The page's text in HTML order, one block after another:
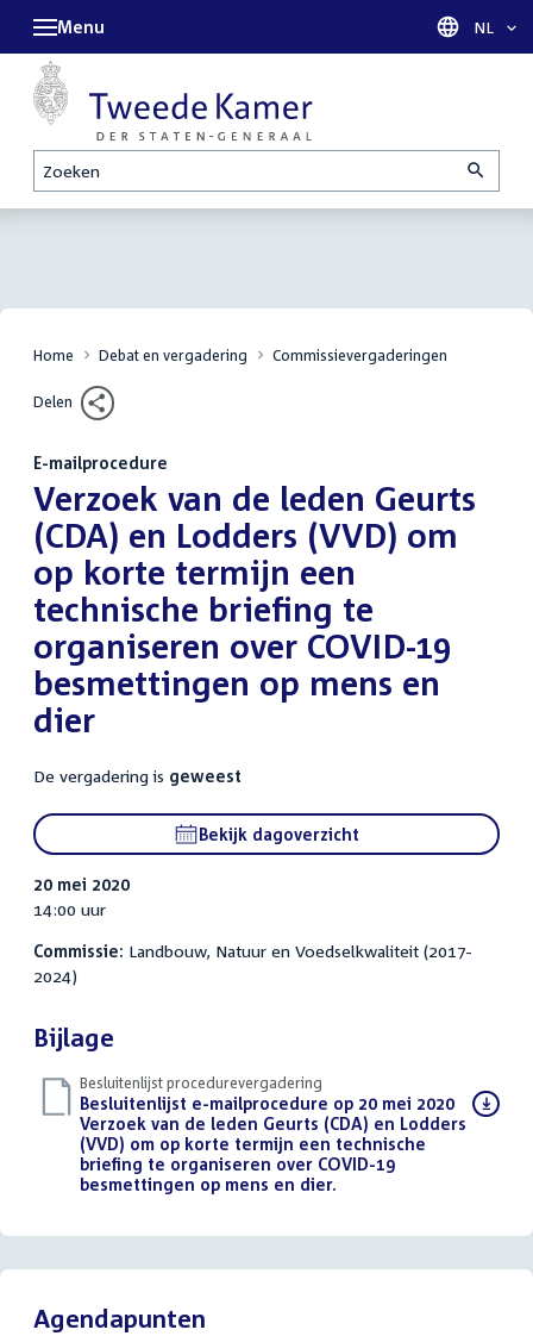
Zoeken
Menu Taal
NL
Home Debat en vergadering Commissievergaderingen
Delen
E-mailprocedure
:Verzoek van de leden Geurts
(CDA) en Lodders (VVD) om
op korte termijn een
technische briefing te
organiseren over COVID-19
besmettingen op mens en
dier
De vergadering is geweest
Bekijk dagoverzicht
20 mei 2020
14:00 uur
Commissie: Landbouw, Natuur en Voedselkwaliteit (2017-
2024)
Bijlage
Besluitenlijst procedurevergadering
Download
bestand:
Besluitenlijst e-mailprocedure op 20 mei 2020
Verzoek van de leden Geurts (CDA) en Lodders
(VVD) om op korte termijn een technische
briefing te organiseren over COVID-19
besmettingen op mens en dier.
Agendapunten